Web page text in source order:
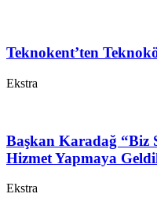
Teknokent’ten
Ekstra
Başkan Karadağ “Biz
Hizmet Yapmaya
Ekstra